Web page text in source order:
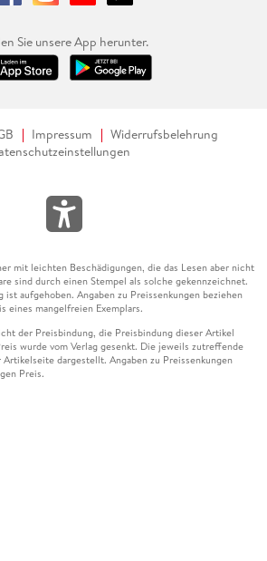
Sie unsere App herunter.
Impressum
Widerrufsbelehrung
mit leichten Beschädigungen, die das Lesen aber nicht
sind durch einen Stempel als solche gekennzeichnet.
aufgehoben. Angaben zu Preissenkungen beziehen
eines mangelfreien Exemplars.
der Preisbindung, die Preisbindung dieser Artikel
wurde vom Verlag gesenkt. Die jeweils zutreffende
dargestellt. Angaben zu Preissenkungen
Preis.